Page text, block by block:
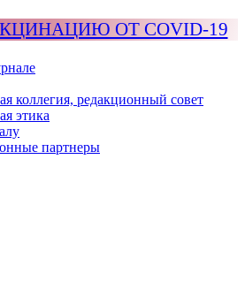
ОТ COVID-19
коллегия, редакционный совет
этика
партнеры